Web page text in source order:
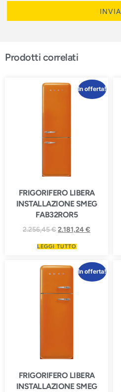
INVIA
Prodotti correlati
In offerta!
FRIGORIFERO LIBERA
INSTALLAZIONE SMEG
FAB32ROR5
2.256,45€2.181,24€
LEGGI TUTTO
In offerta!
FRIGORIFERO LIBERA
INSTALLAZIONE SMEG